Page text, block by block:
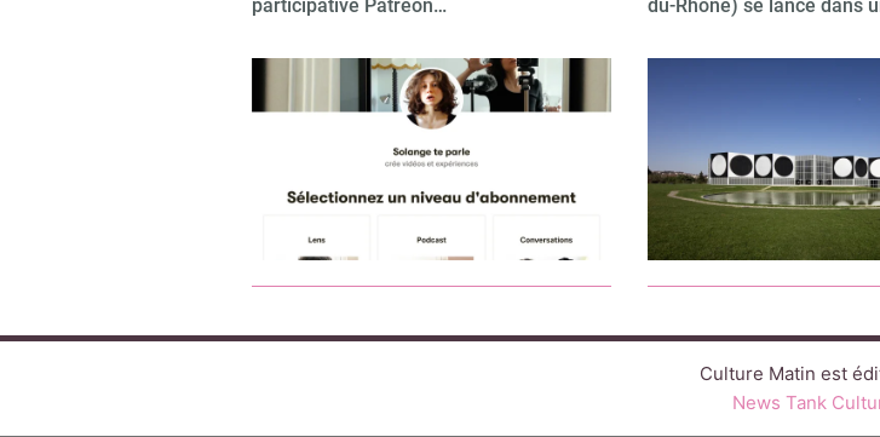
participative Patreon…
du-Rhône) se lance dans
Culture Matin est
News Tank